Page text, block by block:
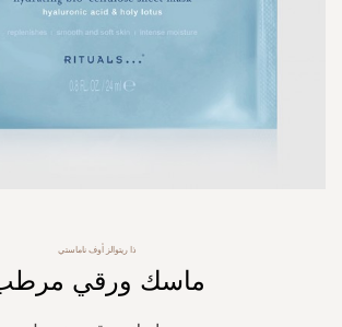
ذا ريتوالز أوف ناماستي
ماسك ورقي